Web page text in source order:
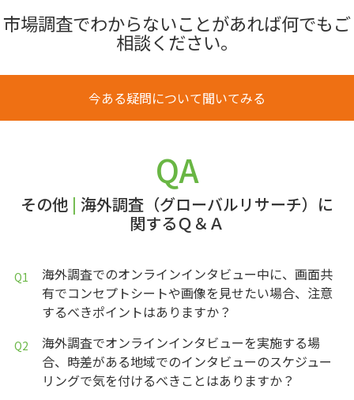
市場調査でわからないことがあれば何でもご
相談ください。
今ある疑問について聞いてみる
QA
その他 | 海外調査（グローバルリサーチ）に
関するＱ＆Ａ
海外調査でのオンラインインタビュー中に、画面共
有でコンセプトシートや画像を見せたい場合、注意
するべきポイントはありますか？
海外調査でオンラインインタビューを実施する場
合、時差がある地域でのインタビューのスケジュー
リングで気を付けるべきことはありますか？